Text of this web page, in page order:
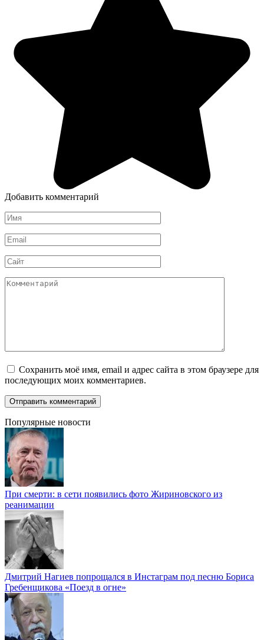
Добавить комментарий
Имя
*
Email
*
Сайт
Комментарий
Сохранить моё имя, email и адрес сайта в этом браузере для
последующих моих комментариев.
Популярные новости
При смерти: в сети появились фото Жириновского из
реанимации
Дмитрий Нагиев попрощался в Инстаграм под песню Бориса
Гребенщикова «Поезд в огне»